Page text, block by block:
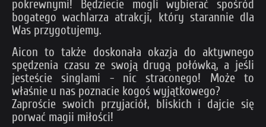
pokrewnymi! Będziecie mogli wybierać spośród
bogatego wachlarza atrakcji, który starannie dla
Was przygotujemy.
Aicon to także doskonała okazja do aktywnego
spędzenia czasu ze swoją drugą połówką, a jeśli
jesteście singlami - nic straconego! Może to
właśnie u nas poznacie kogoś wyjątkowego?
Zaproście swoich przyjaciół, bliskich i dajcie się
porwać magii miłości!